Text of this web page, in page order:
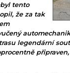
tento
že za tak
legendární